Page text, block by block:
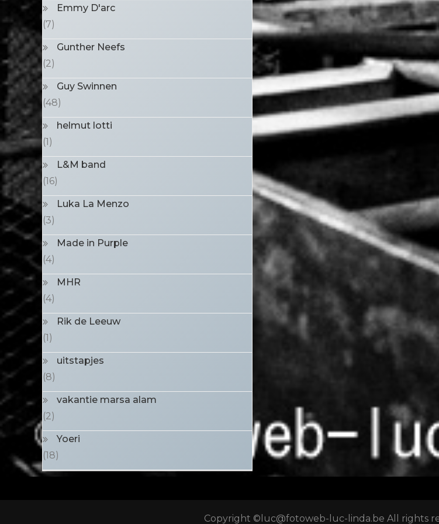
Emmy D'arc
(7)
Gunther Neefs
(2)
Guy Swinnen
(48)
helmut lotti
(1)
L&M band
(16)
Luka La Menzo
(3)
Made in Purple
(4)
MHR
(4)
Rik de Leeuw
(1)
uitstapjes
(8)
vakantie marsa alam
(2)
Yoeri
(18)
Copyright ©luc@fotoweb-luc-linda.be All rights